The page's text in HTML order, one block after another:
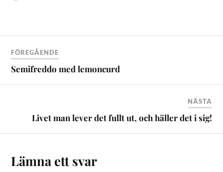
FÖREGÅENDE
Semifreddo med lemoncurd
NÄSTA
Livet man lever det fullt ut, och häller det i sig!
Lämna ett svar